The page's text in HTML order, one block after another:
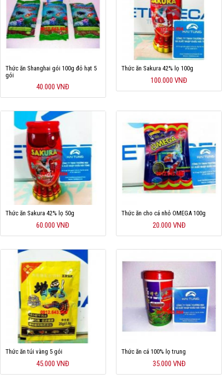
Thức ăn Shanghai gói 100g đỏ hạt 5
gói
40.000 VNĐ
Thức ăn Sakura 42% lọ 100g
100.000 VNĐ
Thức ăn Sakura 42% lọ 50g
60.000 VNĐ
Thức ăn cho cá nhỏ OMEGA 100g
20.000 VNĐ
Thức ăn túi vàng 5 gói
45.000 VNĐ
Thức ăn cá 100% lọ trung
35.000 VNĐ